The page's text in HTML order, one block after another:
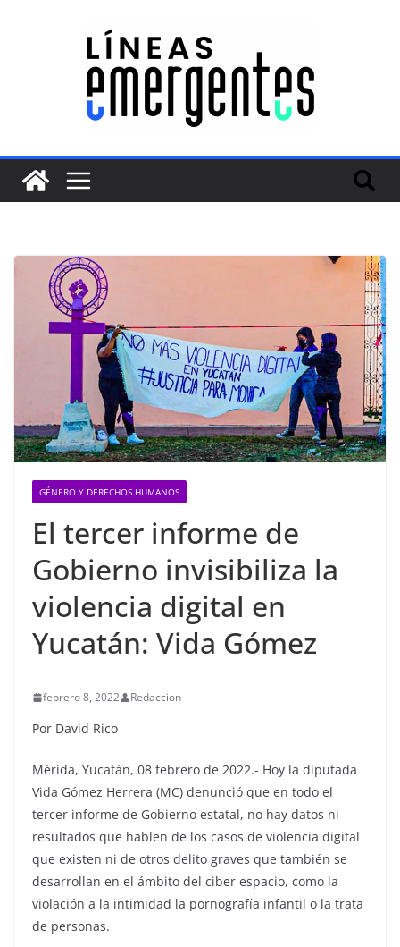
GÉNERO Y DERECHOS HUMANOS
El tercer informe de
Gobierno invisibiliza la
violencia digital en
Yucatán: Vida Gómez
febrero 8, 2022 Redaccion
Por David Rico
Mérida, Yucatán, 08 febrero de 2022.- Hoy la diputada
Vida Gómez Herrera (MC) denunció que en todo el
tercer informe de Gobierno estatal, no hay datos ni
resultados que hablen de los casos de violencia digital
que existen ni de otros delito graves que también se
desarrollan en el ámbito del ciber espacio, como la
violación a la intimidad la pornografía infantil o la trata
de personas.